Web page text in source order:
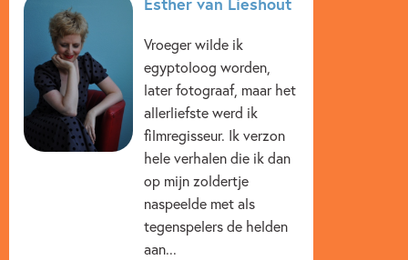
Beginnende lezer & AVI boeken
Woorden & taal
Esther van Lieshout
Jan Lieffering
Vroeger wilde ik
egyptoloog worden,
later fotograaf, maar het
allerliefste werd ik
filmregisseur. Ik verzon
hele verhalen die ik dan
op mijn zoldertje
naspeelde met als
tegenspelers de helden
aan...